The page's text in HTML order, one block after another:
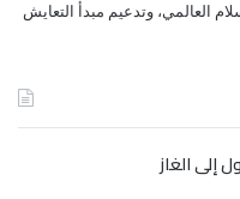
ﺍﻟﻌﺎﻟﻤﻲ، ﻭﺗﺪﻋﻴﻢ ﻣﺒﺪﺃ ﺍﻟﺘﻌﺎﻳﺶ
إلى الغاز